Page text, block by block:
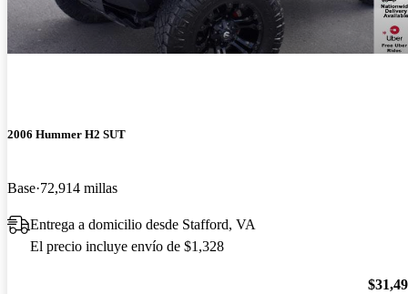
2006 Hummer H2 SUT
Base 72,914 millas
Entrega a domicilio desde Stafford, VA
El precio incluye envío de $1,328